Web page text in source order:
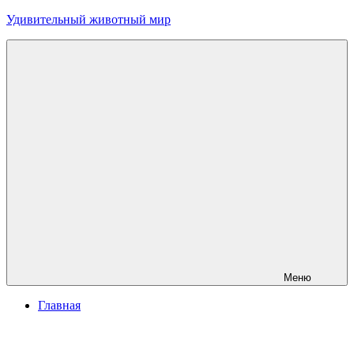
Перейти
Удивительный животный мир
Меню
Главная